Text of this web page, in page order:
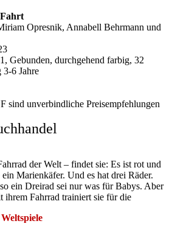
Fahrt
Opresnik, Annabell Behrmann und
Gebunden, durchgehend farbig, 32
3-6 Jahre
sind unverbindliche Preisempfehlungen
der Welt – findet sie: Es ist rot und
Marienkäfer. Und es hat drei Räder.
ein Dreirad sei nur was für Babys. Aber
ihrem Fahrrad trainiert sie für die